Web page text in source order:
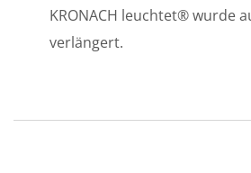
KRONACH leuchtet® wurde
verlängert.